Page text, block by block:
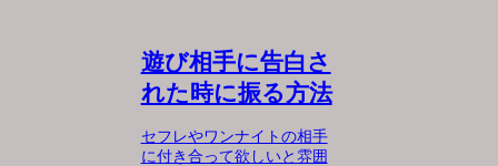
遊び相手に告白さ
れた時に振る方法
セフレやワンナイトの相手
に付き合って欲しいと雰囲